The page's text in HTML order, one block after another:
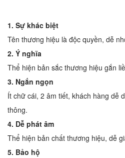
1. Sự khác biệt
Tên thương hiệu là độc quyền, dễ
2. Ý nghĩa
Thể hiện bản sắc thương hiệu gắn
3. Ngắn ngọn
Ít chữ cái, 2 âm tiết, khách hàng dễ
thông.
4. Dễ phát âm
Thể hiện bản chất thương hiệu, dễ
5. Bảo hộ